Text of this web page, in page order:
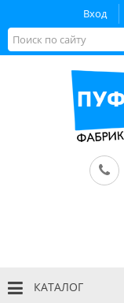
Вход
КАТАЛОГ